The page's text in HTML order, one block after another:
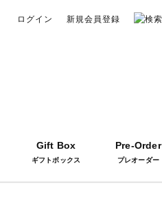
ログイン 新規会員登録
Gift Box
ギフトボックス
Pre-Order
プレオーダー